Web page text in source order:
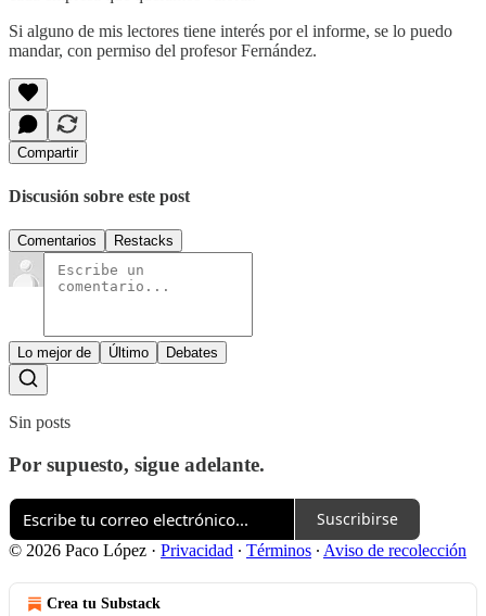
Si alguno de mis lectores tiene interés por el informe, se lo puedo
mandar, con permiso del profesor Fernández.
Compartir
Discusión sobre este post
Comentarios Restacks
Lo mejor de Último Debates
Sin posts
Por supuesto, sigue adelante.
Suscribirse
© 2026 Paco López · Privacidad ∙ Términos ∙ Aviso de recolección
Crea tu Substack